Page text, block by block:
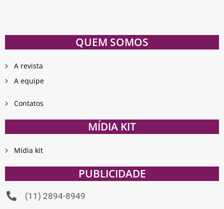
QUEM SOMOS
A revista
A equipe
Contatos
MÍDIA KIT
Mídia kit
PUBLICIDADE
(11) 2894-8949